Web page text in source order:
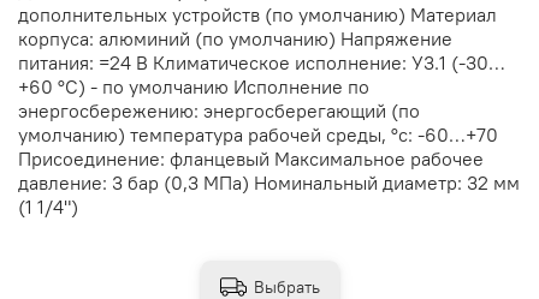
дополнительных устройств (по умолчанию) Материал
корпуса: алюминий (по умолчанию) Напряжение
питания: =24 В Климатическое исполнение: У3.1 (-30…
+60 °С) - по умолчанию Исполнение по
энергосбережению: энергосберегающий (по
умолчанию) температура рабочей среды, °с: -60…+70
Присоединение: фланцевый Максимальное рабочее
давление: 3 бар (0,3 МПа) Номинальный диаметр: 32 мм
(1 1/4")
Выбрать